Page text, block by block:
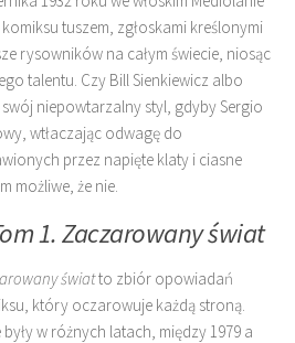
tuszem, zgłoskami kreślonymi
rysowników na całym świecie, niosąc
talentu. Czy Bill Sienkiewicz albo
niepowtarzalny styl, gdyby Sergio
wtłaczając odwagę do
przez napięte klaty i ciasne
możliwe, że nie.
1. Zaczarowany świat
światto zbiór opowiadań
który oczarowuje każdą stroną.
w różnych latach, między 1979 a